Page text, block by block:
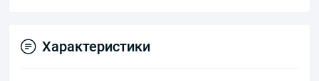
Характеристики